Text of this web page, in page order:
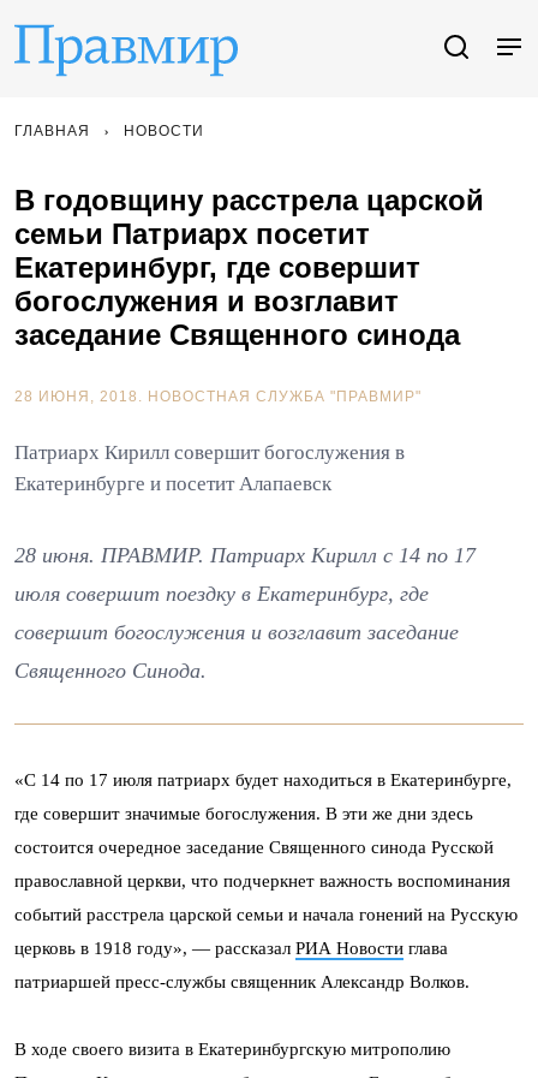
ГЛАВНАЯ НОВОСТИ
В годовщину расстрела царской
семьи Патриарх посетит
Екатеринбург, где совершит
богослужения и возглавит
заседание Священного синода
28 ИЮНЯ, 2018. НОВОСТНАЯ СЛУЖБА "ПРАВМИР"
Патриарх Кирилл совершит богослужения в
Екатеринбурге и посетит Алапаевск
28 июня. ПРАВМИР. Патриарх Кирилл с 14 по 17
июля совершит поездку в Екатеринбург, где
совершит богослужения и возглавит заседание
Священного Синода.
«С 14 по 17 июля патриарх будет находиться в Екатеринбурге,
где совершит значимые богослужения. В эти же дни здесь
состоится очередное заседание Священного синода Русской
православной церкви, что подчеркнет важность воспоминания
событий расстрела царской семьи и начала гонений на Русскую
церковь в 1918 году», — рассказал РИА Новости глава
патриаршей пресс-службы священник Александр Волков.
В ходе своего визита в Екатеринбургскую митрополию